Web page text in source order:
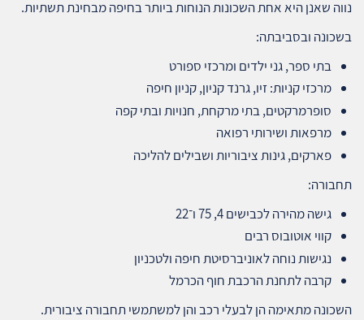
נווה שאנן היא אחת השכונות הנוחות ביותר בחיפה מבחינת תשתיות.
בשכונה ובסביבתה:
בתי ספר, גני ילדים ומרכזי ספורט
מרכזי קניות: זיו, גרנד קניון, קניון חיפה
סופרמרקטים, בתי מרקחת, חנויות ובתי קפה
מרפאות ושירותי רפואה
פארקים, גינות ציבוריות ושבילים להליכה
תחבורה:
גישה מהירה לכבישים 4, 75 ו־22
קווי אוטובוס רבים
נגישות נוחה לאוניברסיטת חיפה ולטכניון
קרבה לתחנת הרכבת חוף הכרמל
השכונה מתאימה הן לבעלי רכב והן למשתמשי תחבורה ציבורית.